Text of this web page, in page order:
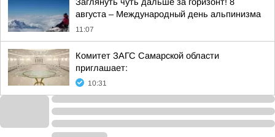
августа – Международный день альпинизма
11:07
Комитет ЗАГС Самарской области
приглашает:
10:31